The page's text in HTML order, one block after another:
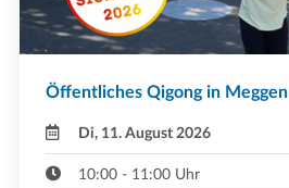
Öffentliches Qigong in Meggen
Di, 11. August 2026
10:00 - 11:00 Uhr